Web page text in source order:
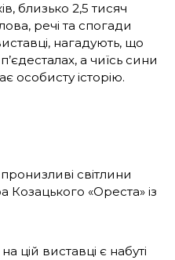
близько 2,5 тисяч
речі та спогади
нагадують, що
а чиїсь сини
особисту історію.
світлини
Козацького «Ореста» із
цій виставці є набуті